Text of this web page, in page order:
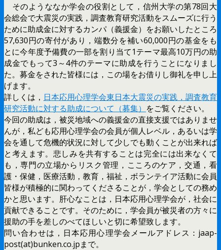
そのようななか学会の役割として，信州大学の第78回大
会総会で大震災の実践，調査教育研究活動をスムーズに行う
ために助成金に対するカンパ（義援金）をお願いしたところ
57,630円の寄付があり，端数分を補い60,000円の基金をも
とに今年度予備費の一部を割り当て1テーマ最高10万円の助
成金でもって3～4件のテーマに助成を行うことになりまし
た。募金をされた皆様には，この場をお借りし御礼を申し上
げます。
詳しくは， 日本応用心理学会東日本大震災の実践，調査教育
研究活動に対する助成について（募集） をご覧ください。
今回の助成は，被災地域への義援金の直接支援ではありませ
んが，私ども応用心理学会の会員が個人レベル，あるいは学
会を通して危機的状況に対して少しでも動くことが出来れば
と考えます。悲しみを共有することは完全には出来なくて
も，専門の立場からリスク管理，こころのケア，交通，看
護・保健，医療活動，教育，福祉，ボランテイア活動に会員
皆様が積極的に関わってくださることが，学会としての務め
かと思います。肝心なことは，日本応用心理学会が，社会に
貢献できることです。そのために，学会員が被災者の方々に
援助の手を差しのべてほしいと切に希望致します。
問い合わせは，日本応用心理学会メールアドレス：jaap-
post(at)bunken.co.jpまで。